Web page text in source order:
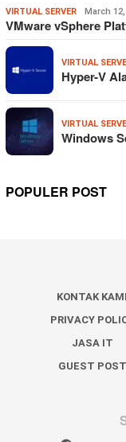
VIRTUAL SERVER March
VMware vSphere
VIRTUAL
Hyper-V
VIRTUAL
Windows
POPULER POST
KONTAK KAMI
PRIVACY
JASA IT
GUEST POST